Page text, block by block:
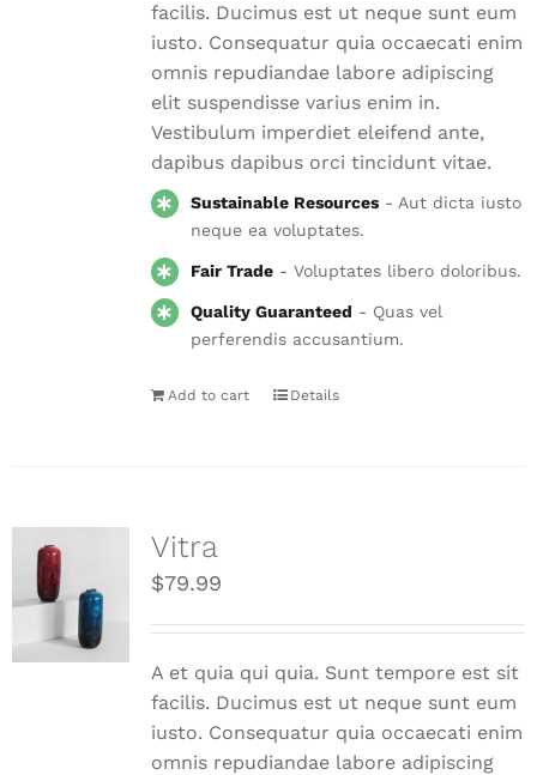
facilis. Ducimus est ut neque sunt eum
iusto. Consequatur quia occaecati enim
omnis repudiandae labore adipiscing
elit suspendisse varius enim in.
Vestibulum imperdiet eleifend ante,
dapibus dapibus orci tincidunt vitae.
Sustainable Resources - Aut dicta iusto
neque ea voluptates.
Fair Trade - Voluptates libero doloribus.
Quality Guaranteed - Quas vel
perferendis accusantium.
Add to cart Details
Vitra
$79.99
A et quia qui quia. Sunt tempore est sit
facilis. Ducimus est ut neque sunt eum
iusto. Consequatur quia occaecati enim
omnis repudiandae labore adipiscing